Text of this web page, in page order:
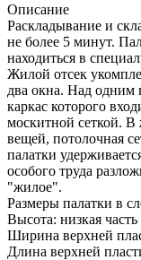
Описание
Раскладывание и
не более 5 минут.
находиться в
Жилой отсек
два окна. Над одним
каркас которого
москитной сеткой. В
вещей, потолочная
палатки
особого труда
"жилое".
Размеры палатки в
Высота: низкая
Ширина верхней
Длина верхней